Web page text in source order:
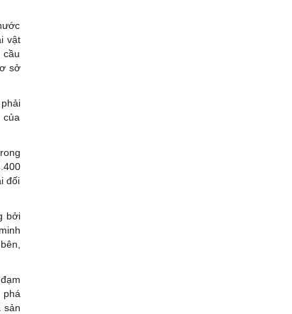
vật
cầu
sở
của
đối
bởi
phá
sản